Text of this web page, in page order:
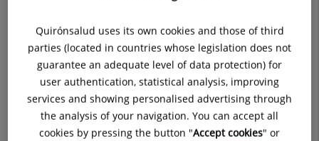
Nuestra filosofía, las personas. Trabajamos para que el
paciente y sus familiares sean el eje central de nuestro
trabajo diario. Para ello contamos, no sólo con los más
avanzados equipamientos tecnológicos ( radiología
convencional, ecografías, eco doppler, ortopantomografías,
mamografías, densitometrías óseas y TACy laboratorio propio
Quirónsalud uses its own cookies and those of third
parties (located in countries whose legislation does not
guarantee an adequate level of data protection) for
user authentication, statistical analysis, improving
services and showing personalised advertising through
the analysis of your navigation. You can accept all
cookies by pressing the button "Accept cookies" or